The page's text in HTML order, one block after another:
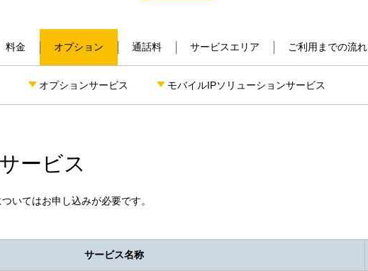
シング コンサルティング
見える化・スマート化
料金 オプション 通話料 サービスエリア ご利用までの流れ
オプションサービス モバイルIPソリューションサービス
ービス
いてはお申し込みが必要です。
サービス名称